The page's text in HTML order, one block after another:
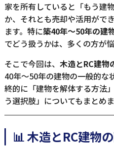
家を所有していると「もう建
か、それとも売却や活用がで
ます。特に築40年〜50年の建
でどう扱うかは、多くの方が
そこで今回は、 木造とRC建物
40年〜50年の建物の一般的な
終的に「建物を解体する方法
う選択肢」についてもまとめま
📊 木造とRC建物